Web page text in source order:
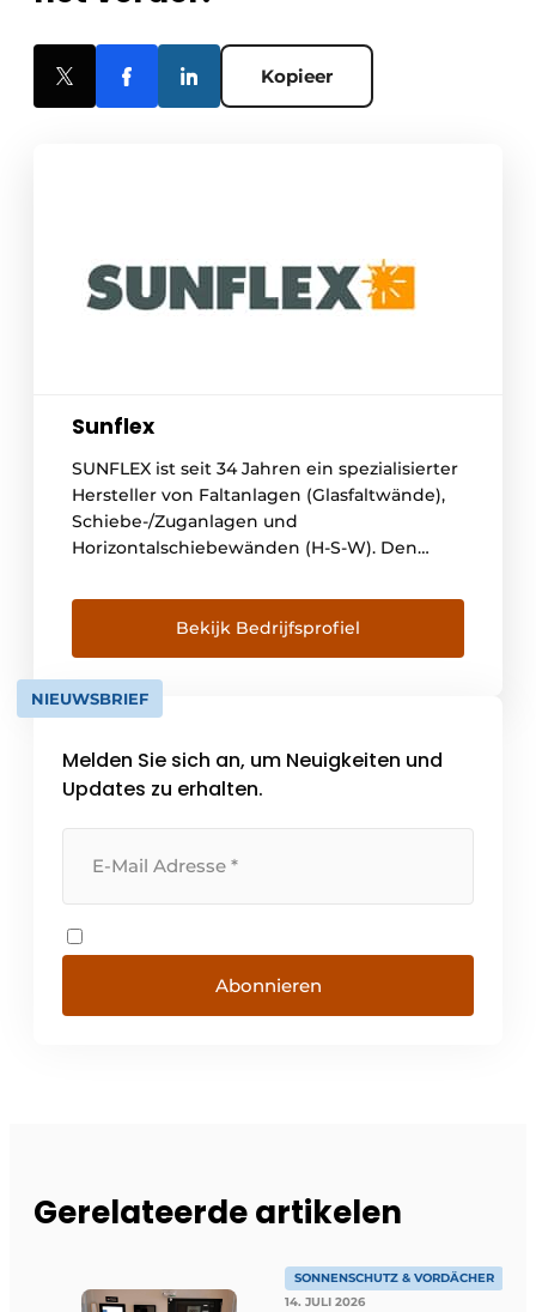
Kopieer
Sunflex
SUNFLEX ist seit 34 Jahren ein spezialisierter
Hersteller von Faltanlagen (Glasfaltwände),
Schiebe-/Zuganlagen und
Horizontalschiebewänden (H-S-W). Den
wir vor allem der Kompetenz und dem
Engagement unserer Mitarbeiter. Dank der
fachlichen Kompetenz unserer Mitarbeiter
und unseres Engagements, dem Markt
immer einen Schritt voraus zu sein, [...]
Bekijk Bedrijfsprofiel
NIEUWSBRIEF
Melden Sie sich an, um Neuigkeiten und
Updates zu erhalten.
Abonnieren
Gerelateerde artikelen
SONNENSCHUTZ & VORDÄCHER
14. JULI 2026